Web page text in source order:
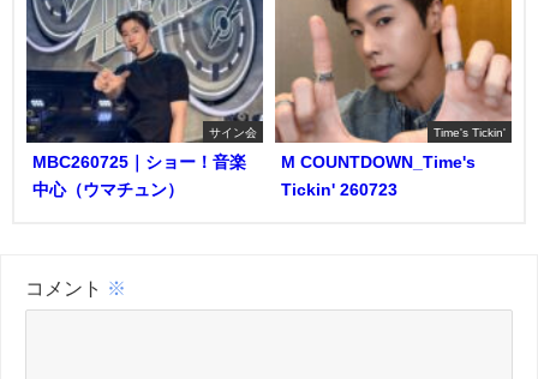
サイン会
MBC260725｜ショー！音楽
中心（ウマチュン）
Time's Tickin'
M COUNTDOWN_Time's
Tickin' 260723
コメント ※